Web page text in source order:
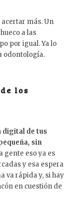
más. Un
a las
por igual. Ya lo
odontología.
los
digital de tus
sin
gente eso ya es
y esa espera
va rápida y, si hay
en cuestión de